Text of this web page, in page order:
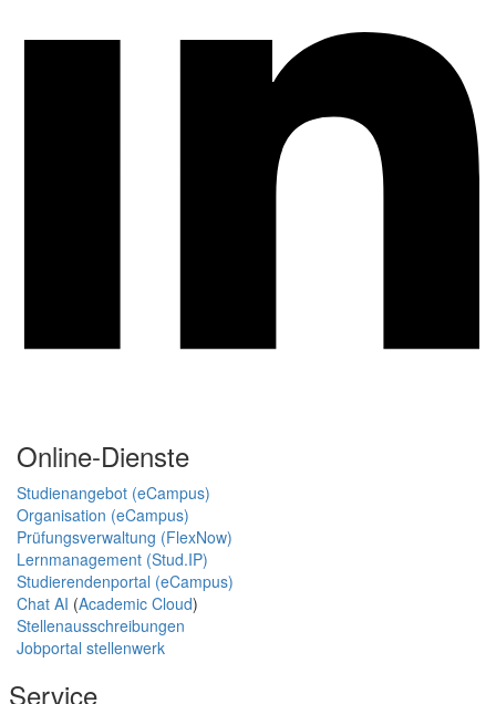
Online-Dienste
Studienangebot (eCampus)
Organisation (eCampus)
Prüfungsverwaltung (FlexNow)
Lernmanagement (Stud.IP)
Studierendenportal (eCampus)
Chat AI (Academic Cloud)
Stellenausschreibungen
Jobportal stellenwerk
Service